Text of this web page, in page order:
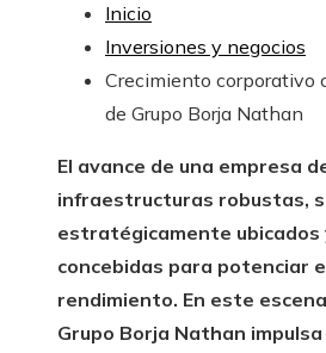
Inicio
Inversiones y negocios
Crecimiento corporativo
de Grupo Borja Nathan
El avance de una empresa
infraestructuras robustas,
estratégicamente ubicados
concebidas para potenciar
rendimiento. En este
Grupo Borja Nathan impulsa